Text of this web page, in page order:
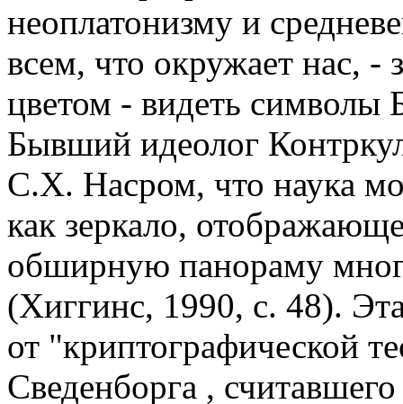
неоплатонизму и
всем, что окружает нас,
цветом - видеть
Бывший идеолог
С.Х. Насром, что наука
как зеркало,
обширную панораму
(Хиггинс, 1990, с. 48).
от "криптографической
Сведенборга ,